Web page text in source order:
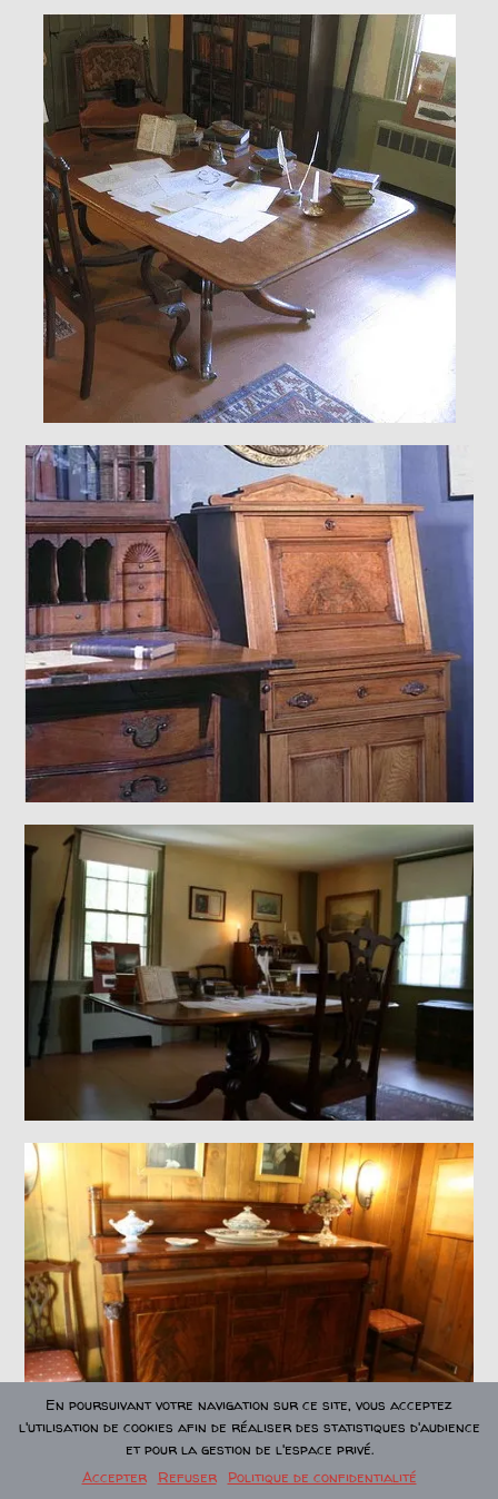
En poursuivant votre navigation sur ce site, vous acceptez
l'utilisation de cookies afin de réaliser des statistiques d'audience
et pour la gestion de l'espace privé.
Accepter
Refuser Politique de confidentialité